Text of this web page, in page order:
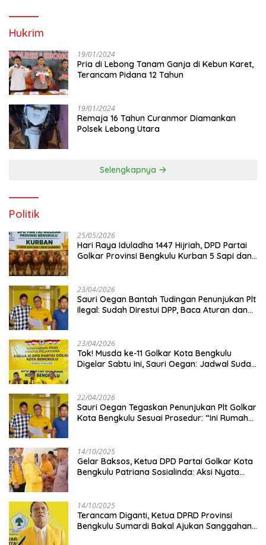
Hukrim
19/01/2024
Pria di Lebong Tanam Ganja di Kebun Karet,
Terancam Pidana 12 Tahun
19/01/2024
Remaja 16 Tahun Curanmor Diamankan
Polsek Lebong Utara
Selengkapnya
Politik
25/05/2026
Hari Raya Iduladha 1447 Hijriah, DPD Partai
Golkar Provinsi Bengkulu Kurban 5 Sapi dan 1
23/04/2026
Sauri Oegan Bantah Tudingan Penunjukan Plt
Ilegal: Sudah Direstui DPP, Baca Aturan dan
23/04/2026
‎Tok! Musda ke-11 Golkar Kota Bengkulu
Digelar Sabtu Ini, Sauri Oegan: Jadwal Sudah
22/04/2026
Sauri Oegan Tegaskan Penunjukan Plt Golkar
Kota Bengkulu Sesuai Prosedur: “Ini Rumah
14/10/2025
‎Gelar Baksos, Ketua DPD Partai Golkar Kota
Bengkulu Patriana Sosialinda: Aksi Nyata
14/10/2025
Terancam Diganti, Ketua DPRD Provinsi
Bengkulu Sumardi Bakal Ajukan Sanggahan